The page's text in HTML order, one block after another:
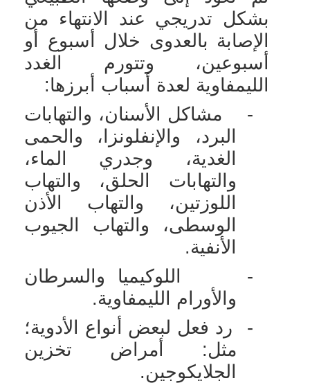
بشكل تدريجي عند الانتهاء من
الإصابة بالعدوى خلال أسبوع أو
أسبوعين، وتتورم الغدد
الليمفاوية لعدة أسباب أبرزها:
-
مشاكل الأسنان، والتهابات
البرد، والإنفلونزا، والحمى
الغدية، وجدري الماء،
والتهابات الحلق، والتهاب
اللوزتين، والتهاب الأذن
الوسطى، والتهاب الجيوب
الأنفية.
-
اللوكيميا والسرطان
والأورام الليمفاوية.
-
رد فعل لبعض أنواع الأدوية؛
مثل: أمراض تخزين
الجلايكوجين.